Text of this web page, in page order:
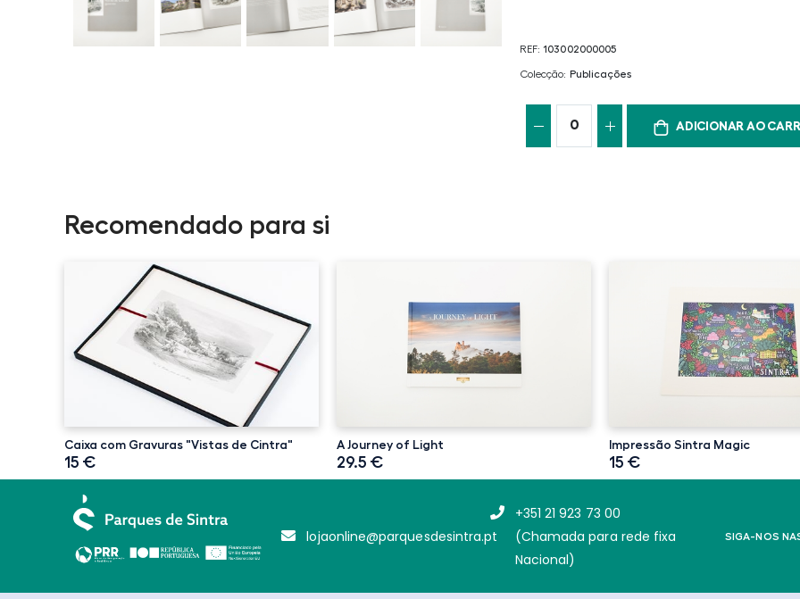
REF:103002000005
Colecção: Publicações
ADICIONAR AO
Recomendado para si
Caixa com Gravuras "Vistas de Cintra"
15 €
A Journey of Light
29.5 €
Impressão Sintra Magic
15 €
lojaonline@parquesdesintra.pt
+351 21 923 73 00
(Chamada para rede fixa
Nacional)
SIGA-NOS